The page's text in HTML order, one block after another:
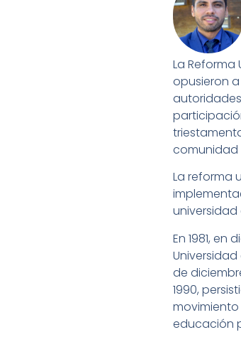
La Reforma
opusieron
comunidad
La reforma
En 1981,
Universidad
de
1990,
educación